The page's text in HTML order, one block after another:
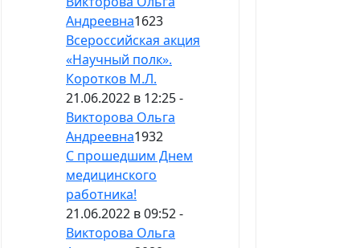
Андреевна1623
Всероссийская акция
«Научный полк».
Коротков М.Л.
21.06.2022 в 12:25 -
Викторова Ольга
Андреевна1932
С прошедшим Днем
медицинского
работника!
21.06.2022 в 09:52 -
Викторова Ольга